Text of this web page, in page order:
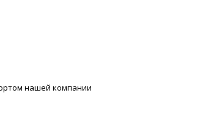
нашей компании